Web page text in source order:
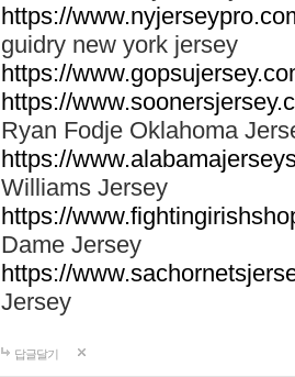
https://
guidry new york jersey
https://
https://
Ryan Fodje Oklahoma
https://
Williams Jersey
https://
Dame Jersey
https://
Jersey
답글달기